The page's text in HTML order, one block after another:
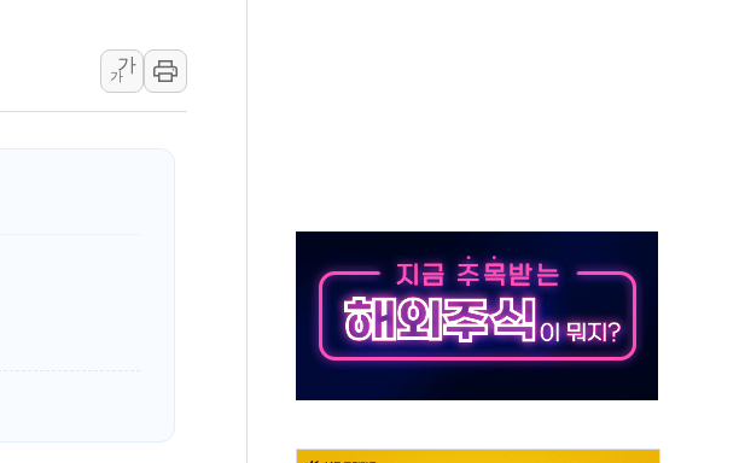
경인고속도로서 차량 4대 연쇄 추돌…7세 남아 등 4명 부상
"AI가 먼저 알아채고 고친다"…LG유플러스, AI 홈네트워크 구현 첫발
[인사] 국무조정실·국무총리비서실
한수원 "폭염 속 전력수급 이상무"…김회천 사장, 원전 현장점검
박형수 의원 '선관위 견제·감독 강화' 2개 법 대표 발의
장동혁, 李 대통령에 "결혼 페널티 만든 건 이 정권…신생아 특례 대출까지 줄여"
정부, 독도 조사활동 日 항의에 "수용할 수 없다" 반박
김성회, 국민의힘에 "청년 결혼까지 정쟁 소재 삼아…청년 삶 가로막는 걸림돌"
가
가